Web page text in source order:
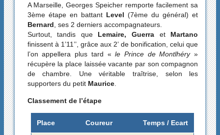
A Marseille, Georges Speicher remporte facilement sa
3ème étape en battantLevel (7ème du général) et
Bernard, ses 2 derniers accompagnateurs.
Surtout, tandis que Lemaire, Guerra etMartano
finissent à 1’11’’, grâce aux 2’ de bonification, celui que
l’on appellera plus tard «le Prince de Montlhéry»
récupère la place laissée vacante par son compagnon
de chambre. Une véritable traîtrise, selon les
supporters du petitMaurice.
Classement de l’étape
Place Coureur Temps / Ecart